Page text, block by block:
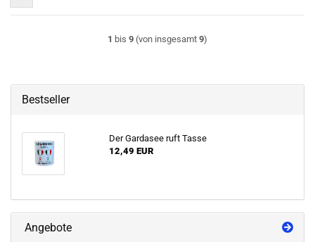
1 bis 9 (von insgesamt 9)
Bestseller
Der Gardasee ruft Tasse
12,49 EUR
Angebote